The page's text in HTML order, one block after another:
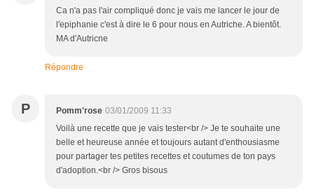
Ca n'a pas l'air compliqué donc je vais me lancer le jour de
l'epiphanie c'est à dire le 6 pour nous en Autriche. A bientôt.
MA d'Autricne
Répondre
P Pomm'rose 03/01/2009 11:33
Voilà une recette que je vais tester<br /> Je te souhaite une
belle et heureuse année et toujours autant d'enthousiasme
pour partager tes petites recettes et coutumes de ton pays
d'adoption.<br /> Gros bisous